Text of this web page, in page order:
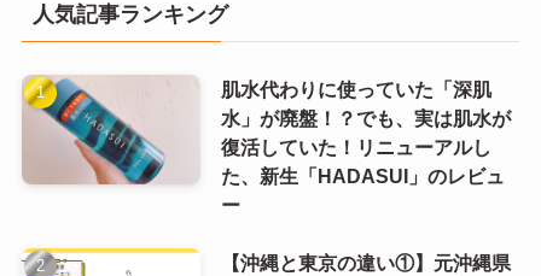
人気記事ランキング
肌水代わりに使っていた「深肌
水」が廃盤！？でも、実は肌水が
復活していた！リニューアルし
た、新生「HADASUI」のレビュ
ー
【沖縄と東京の違い①】元沖縄県